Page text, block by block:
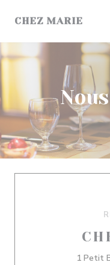
CHEZ MARIE
1 Petit